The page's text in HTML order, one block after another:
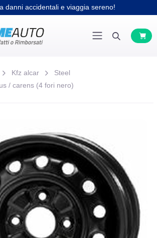
danni accidentali e viaggia sereno!
Kfz alcar
Steel
/ carens (4 fori nero)